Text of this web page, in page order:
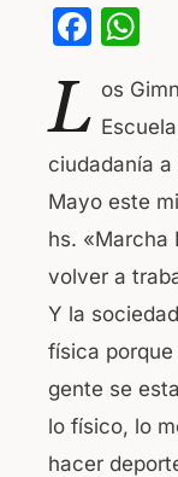
F
c
e
b
o
o
k
at
s
A
p
p
L os
ciudadanía
Mayo este
hs. «Marcha
volver a
Y la
física
gente se
lo físico, lo
hacer